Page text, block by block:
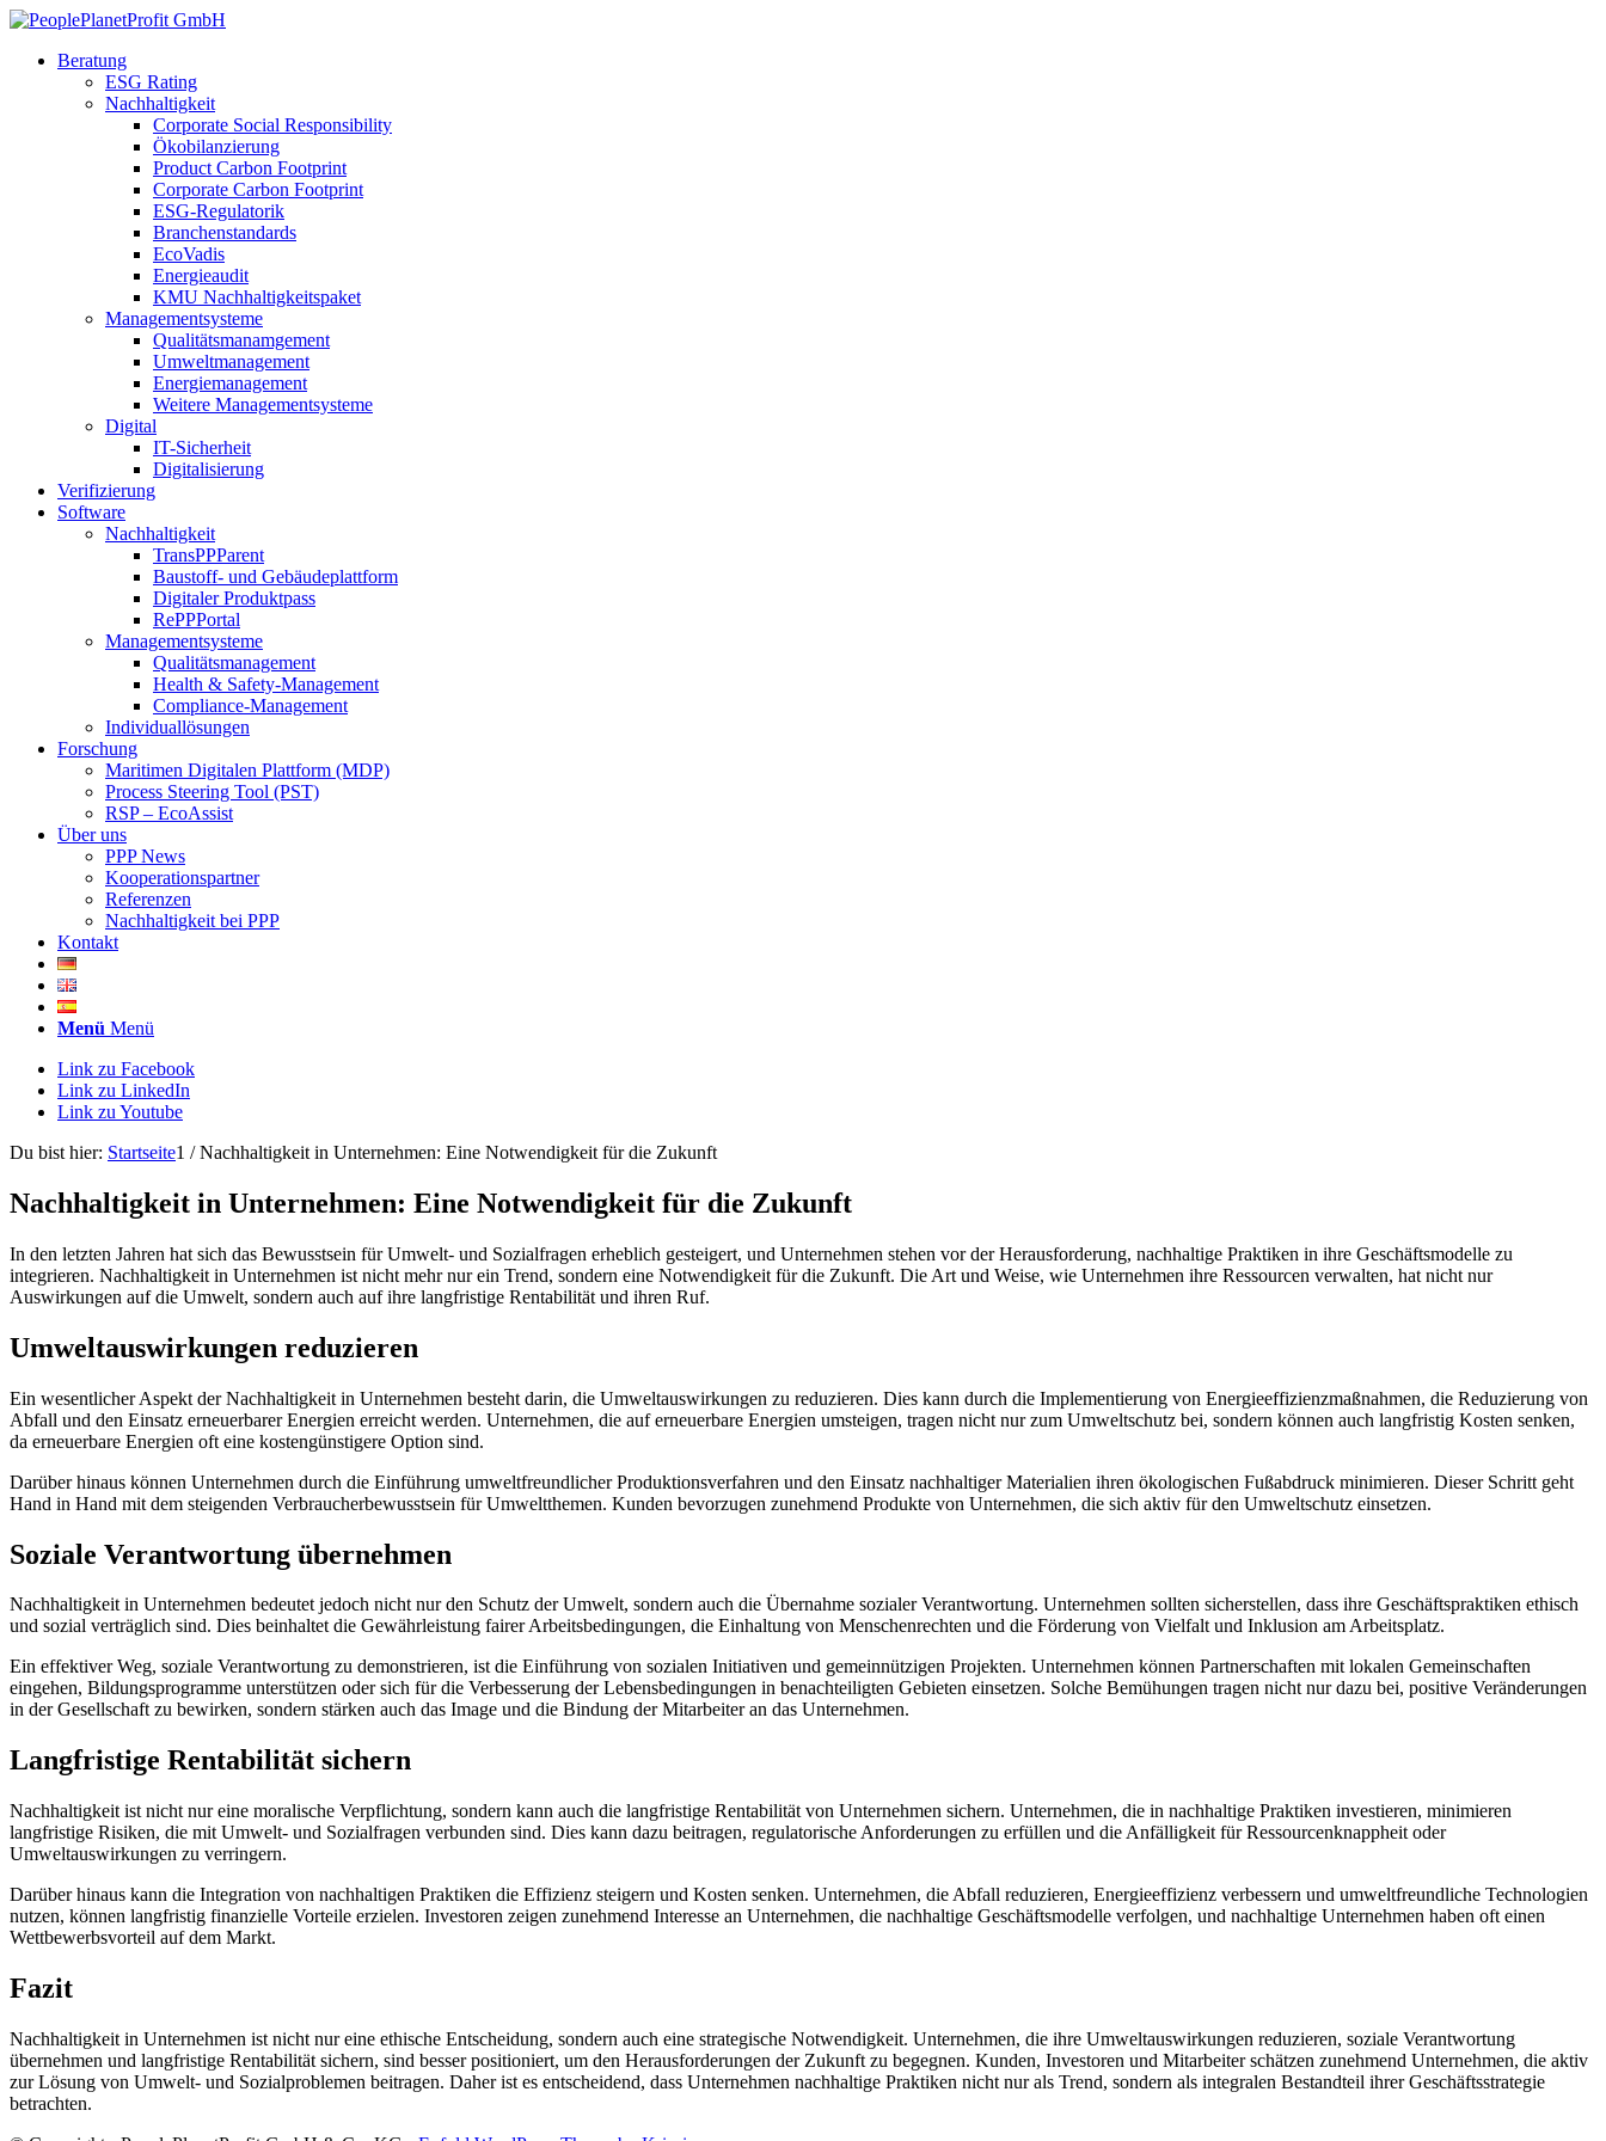
Beratung
ESG Rating
Nachhaltigkeit
Corporate Social Responsibility
Ökobilanzierung
Product Carbon Footprint
Corporate Carbon Footprint
ESG-Regulatorik
Branchenstandards
EcoVadis
Energieaudit
KMU Nachhaltigkeitspaket
Managementsysteme
Qualitätsmanamgement
Umweltmanagement
Energiemanagement
Weitere Managementsysteme
Digital
IT-Sicherheit
Digitalisierung
Verifizierung
Software
Nachhaltigkeit
TransPPParent
Baustoff- und Gebäudeplattform
Digitaler Produktpass
RePPPortal
Managementsysteme
Qualitätsmanagement
Health & Safety-Management
Compliance-Management
Individuallösungen
Forschung
Maritimen Digitalen Plattform (MDP)
Process Steering Tool (PST)
RSP – EcoAssist
Über uns
PPP News
Kooperationspartner
Referenzen
Nachhaltigkeit bei PPP
Kontakt
Menü Menü
Link zu Facebook
Link zu LinkedIn
Link zu Youtube
Du bist hier: Startseite1 / Nachhaltigkeit in Unternehmen: Eine Notwendigkeit für die Zukunft
Nachhaltigkeit in Unternehmen: Eine Notwendigkeit für die Zukunft
In den letzten Jahren hat sich das Bewusstsein für Umwelt- und Sozialfragen erheblich gesteigert, und Unternehmen stehen vor der Herausforderung, nachhaltige Praktiken in ihre Geschäftsmodelle zu
integrieren. Nachhaltigkeit in Unternehmen ist nicht mehr nur ein Trend, sondern eine Notwendigkeit für die Zukunft. Die Art und Weise, wie Unternehmen ihre Ressourcen verwalten, hat nicht nur
Auswirkungen auf die Umwelt, sondern auch auf ihre langfristige Rentabilität und ihren Ruf.
Umweltauswirkungen reduzieren
Ein wesentlicher Aspekt der Nachhaltigkeit in Unternehmen besteht darin, die Umweltauswirkungen zu reduzieren. Dies kann durch die Implementierung von Energieeffizienzmaßnahmen, die Reduzierung von
Abfall und den Einsatz erneuerbarer Energien erreicht werden. Unternehmen, die auf erneuerbare Energien umsteigen, tragen nicht nur zum Umweltschutz bei, sondern können auch langfristig Kosten senken,
da erneuerbare Energien oft eine kostengünstigere Option sind.
Darüber hinaus können Unternehmen durch die Einführung umweltfreundlicher Produktionsverfahren und den Einsatz nachhaltiger Materialien ihren ökologischen Fußabdruck minimieren. Dieser Schritt geht
Hand in Hand mit dem steigenden Verbraucherbewusstsein für Umweltthemen. Kunden bevorzugen zunehmend Produkte von Unternehmen, die sich aktiv für den Umweltschutz einsetzen.
Soziale Verantwortung übernehmen
Nachhaltigkeit in Unternehmen bedeutet jedoch nicht nur den Schutz der Umwelt, sondern auch die Übernahme sozialer Verantwortung. Unternehmen sollten sicherstellen, dass ihre Geschäftspraktiken ethisch
und sozial verträglich sind. Dies beinhaltet die Gewährleistung fairer Arbeitsbedingungen, die Einhaltung von Menschenrechten und die Förderung von Vielfalt und Inklusion am Arbeitsplatz.
Ein effektiver Weg, soziale Verantwortung zu demonstrieren, ist die Einführung von sozialen Initiativen und gemeinnützigen Projekten. Unternehmen können Partnerschaften mit lokalen Gemeinschaften
eingehen, Bildungsprogramme unterstützen oder sich für die Verbesserung der Lebensbedingungen in benachteiligten Gebieten einsetzen. Solche Bemühungen tragen nicht nur dazu bei, positive Veränderungen
in der Gesellschaft zu bewirken, sondern stärken auch das Image und die Bindung der Mitarbeiter an das Unternehmen.
Langfristige Rentabilität sichern
Nachhaltigkeit ist nicht nur eine moralische Verpflichtung, sondern kann auch die langfristige Rentabilität von Unternehmen sichern. Unternehmen, die in nachhaltige Praktiken investieren, minimieren
langfristige Risiken, die mit Umwelt- und Sozialfragen verbunden sind. Dies kann dazu beitragen, regulatorische Anforderungen zu erfüllen und die Anfälligkeit für Ressourcenknappheit oder
Umweltauswirkungen zu verringern.
Darüber hinaus kann die Integration von nachhaltigen Praktiken die Effizienz steigern und Kosten senken. Unternehmen, die Abfall reduzieren, Energieeffizienz verbessern und umweltfreundliche Technologien
nutzen, können langfristig finanzielle Vorteile erzielen. Investoren zeigen zunehmend Interesse an Unternehmen, die nachhaltige Geschäftsmodelle verfolgen, und nachhaltige Unternehmen haben oft einen
Wettbewerbsvorteil auf dem Markt.
Fazit
Nachhaltigkeit in Unternehmen ist nicht nur eine ethische Entscheidung, sondern auch eine strategische Notwendigkeit. Unternehmen, die ihre Umweltauswirkungen reduzieren, soziale Verantwortung
übernehmen und langfristige Rentabilität sichern, sind besser positioniert, um den Herausforderungen der Zukunft zu begegnen. Kunden, Investoren und Mitarbeiter schätzen zunehmend Unternehmen, die aktiv
zur Lösung von Umwelt- und Sozialproblemen beitragen. Daher ist es entscheidend, dass Unternehmen nachhaltige Praktiken nicht nur als Trend, sondern als integralen Bestandteil ihrer Geschäftsstrategie
betrachten.